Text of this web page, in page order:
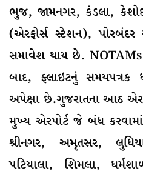
ભુજ, જામનગર, કંડલા,
(એરફોર્સ સ્ટેશન), પોરબંદર
સમાવેશ થાય છે.
બાદ, ફ્લાઇટનું સમયપત્રક
અપેક્ષા છે.ગુજરાતના આઠ
મુખ્ય એરપોર્ટ જે બંધ
શ્રીનગર, અમૃતસર,
પટિયાલા, શિમલા,